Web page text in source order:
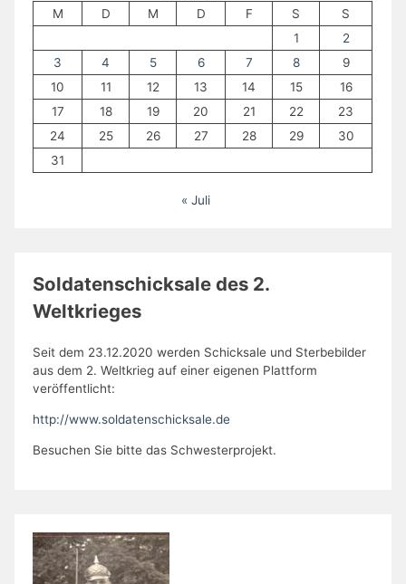
M
D M D F S
S
1
2
3
4 5 6 7 8
9
10
11 12 13 14 15
16
17
18 19 20 21 22
23
24
25 26 27 28 29
30
31
« Juli
Soldatenschicksale des 2.
Weltkrieges
Seit dem 23.12.2020 werden Schicksale und Sterbebilder
aus dem 2. Weltkrieg auf einer eigenen Plattform
veröffentlicht:
http://www.soldatenschicksale.de
Besuchen Sie bitte das Schwesterprojekt.